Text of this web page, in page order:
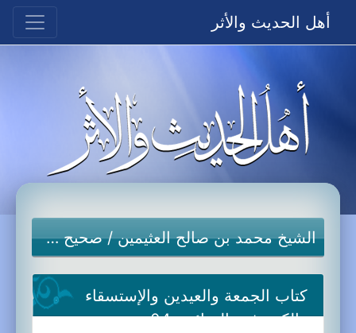
أهل الحديث والأثر
الشيخ محمد بن صالح العثيمين/صحيح مسلم
كتاب الجمعة والعيدين والإستسقاء
والكسوف والجنائز-04a